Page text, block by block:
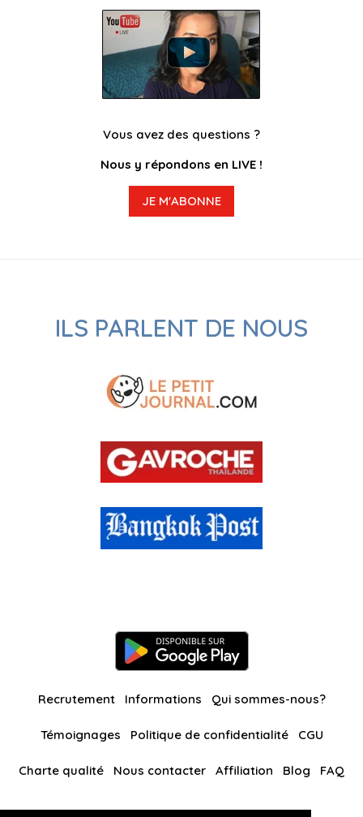
Vous avez des questions ?
Nous y répondons en LIVE !
JE M'ABONNE
ILS PARLENT DE NOUS
Recrutement Informations Qui sommes-nous?
Témoignages Politique de confidentialité CGU
Charte qualité Nous contacter Affiliation Blog FAQ